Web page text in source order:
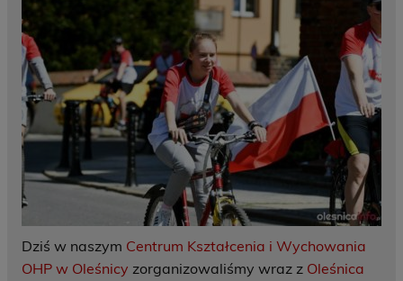
Dziś w naszym Centrum Kształcenia i Wychowania
OHP w Oleśnicy zorganizowaliśmy wraz z Oleśnica